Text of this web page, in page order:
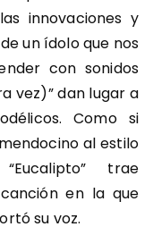
innovaciones y
un ídolo que nos
con sonidos
vez)” dan lugar a
Como si
al estilo
trae
en la que
su voz.